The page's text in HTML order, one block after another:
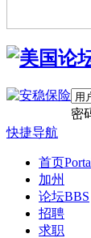
密
快捷导航
首页
加州
论坛BBS
招聘
求职